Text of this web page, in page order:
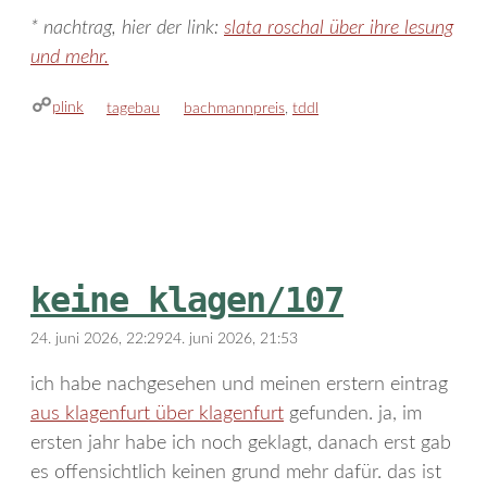
* nachtrag, hier der link: slata roschal über ihre lesung
und mehr.
plink kategorien
tagebau schlagwörter
bachmannpreis, tddl
keine klagen/107
24. juni 2026, 22:2924. juni 2026, 21:53
ich habe nachgesehen und meinen erstern eintrag
aus klagenfurt über klagenfurt gefunden. ja, im
ersten jahr habe ich noch geklagt, danach erst gab
es offensichtlich keinen grund mehr dafür. das ist